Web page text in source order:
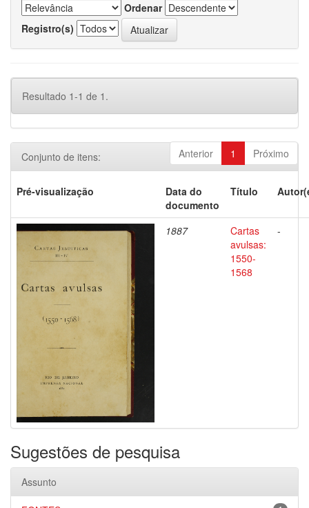
Ordenar
Registro(s)
Resultado 1-1 de 1.
Anterior 1 Próximo
Conjunto de itens:
Pré-visualização
Data do
documento
Título
1887
Cartas
avulsas:
1550-
1568
-
Sugestões de pesquisa
Assunto